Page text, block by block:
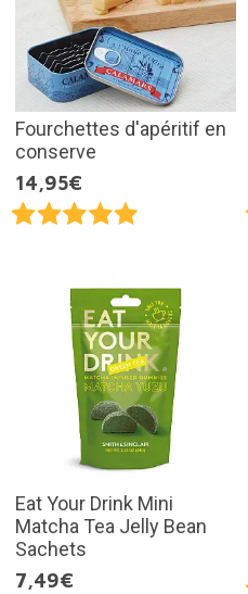
Fourchettes d'apéritif en
conserve
14,95€
Eat Your Drink Mini
Matcha Tea Jelly Bean
Sachets
7,49€